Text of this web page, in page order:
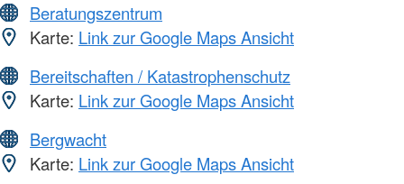
Beratungszentrum
Karte: Link zur Google Maps Ansicht
Bereitschaften / Katastrophenschutz
Karte: Link zur Google Maps Ansicht
Bergwacht
Karte: Link zur Google Maps Ansicht